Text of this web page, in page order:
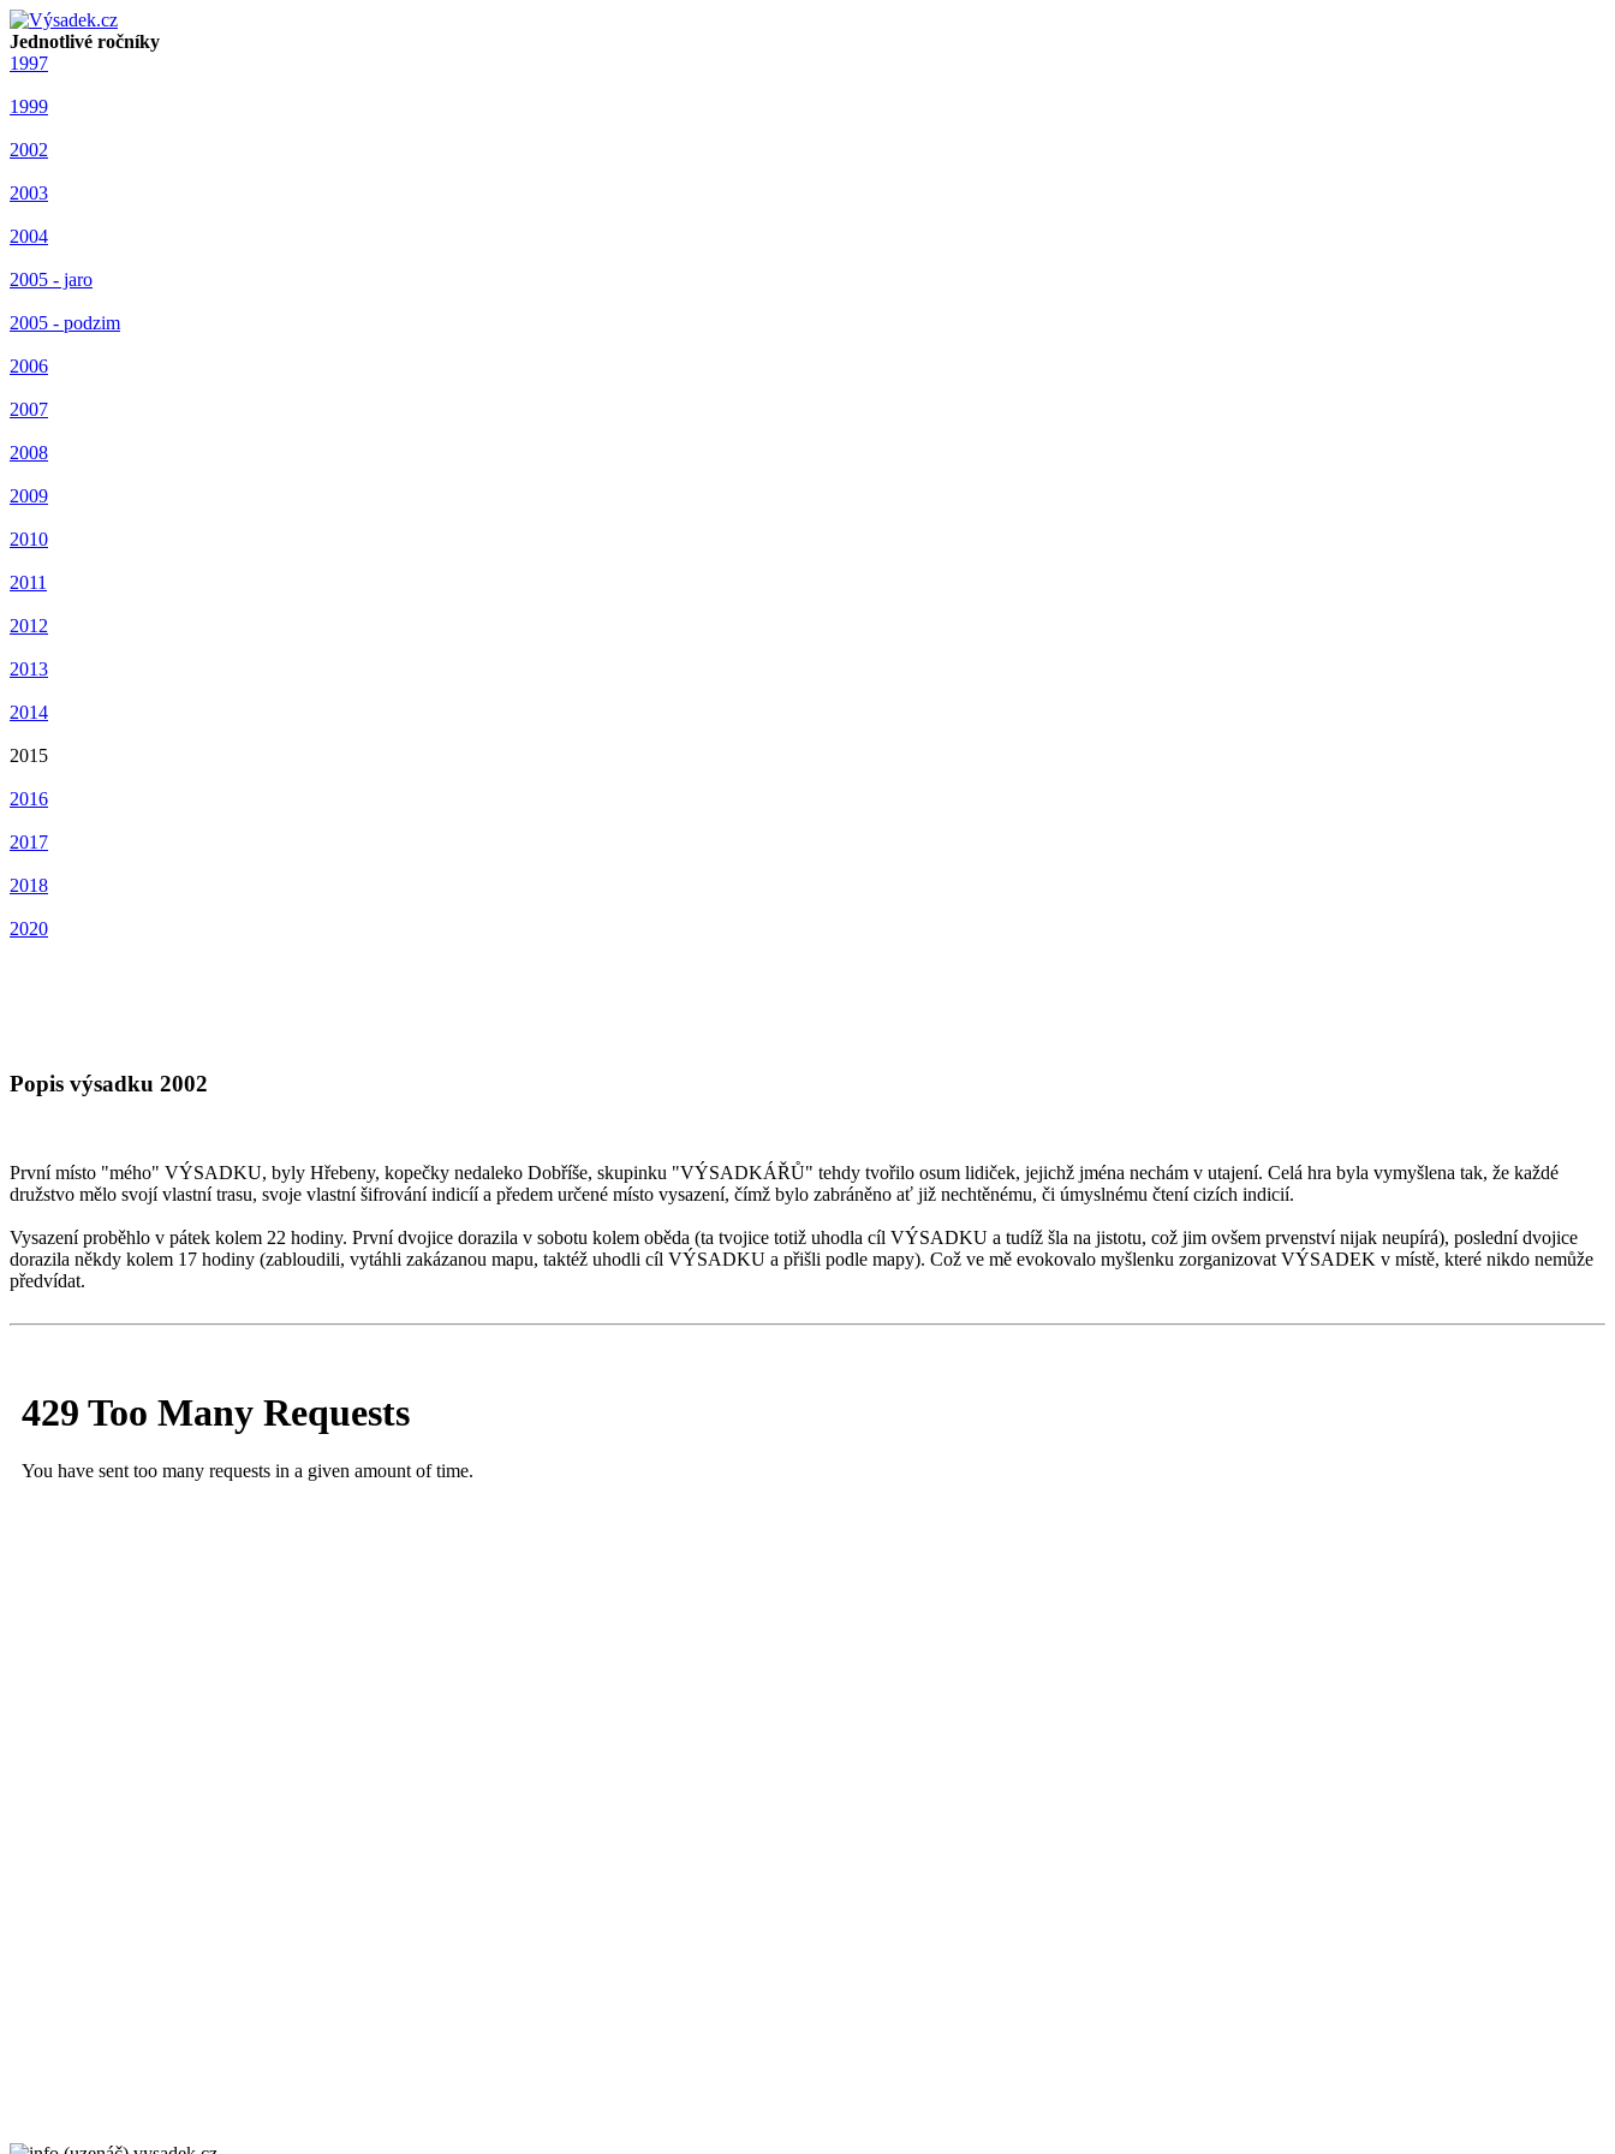
Jednotlivé ročníky
1997
1999
2002
2003
2004
2005 - jaro
2005 - podzim
2006
2007
2008
2009
2010
2011
2012
2013
2014
2015
2016
2017
2018
2020
Popis výsadku 2002
První místo "mého" VÝSADKU, byly Hřebeny, kopečky nedaleko Dobříše, skupinku "VÝSADKÁŘŮ" tehdy tvořilo osum lidiček, jejichž jména nechám v utajení. Celá hra byla vymyšlena tak, že každé
družstvo mělo svojí vlastní trasu, svoje vlastní šifrování indicíí a předem určené místo vysazení, čímž bylo zabráněno ať již nechtěnému, či úmyslnému čtení cizích indicií.
Vysazení proběhlo v pátek kolem 22 hodiny. První dvojice dorazila v sobotu kolem oběda (ta tvojice totiž uhodla cíl VÝSADKU a tudíž šla na jistotu, což jim ovšem prvenství nijak neupírá), poslední dvojice
dorazila někdy kolem 17 hodiny (zabloudili, vytáhli zakázanou mapu, taktéž uhodli cíl VÝSADKU a přišli podle mapy). Což ve mě evokovalo myšlenku zorganizovat VÝSADEK v místě, které nikdo nemůže
předvídat.